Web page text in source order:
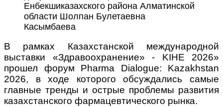
Енбекшиказахского района Алматинской
области Шолпан Булетаевна
Касымбаева
В рамках Казахстанской международной
выставки «Здравоохранение» - KIHE 2026»
прошел форум Pharma Dialogue: Kazakhstan
2026, в ходе которого обсуждались самые
главные тренды и острые проблемы развития
казахстанского фармацевтического рынка.